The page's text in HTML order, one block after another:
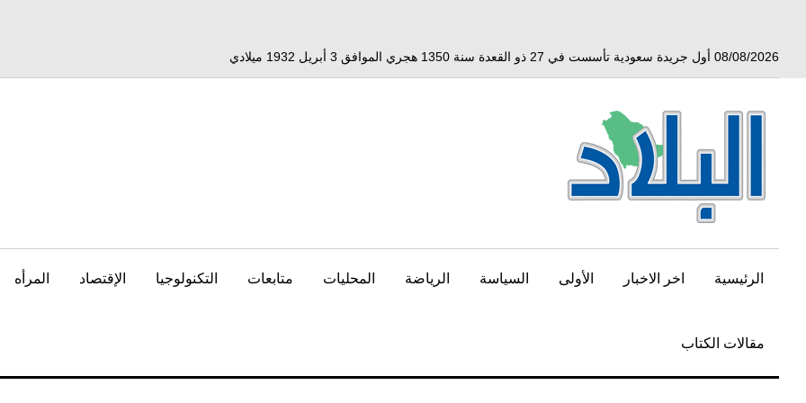
08/08/2026 أول جريدة سعودية تأسست في 27 ذو القعدة سنة 1350 هجري الموافق 3 أبريل 1932 ميلادي
الرئيسية اخر الاخبار الأولى السياسة الرياضة المحليات متابعات التكنولوجيا الإقتصاد المرأه
مقالات الكتاب